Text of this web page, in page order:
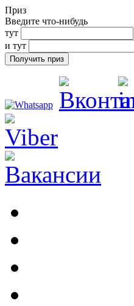
Приз
Введите что-нибудь
тут
и тут